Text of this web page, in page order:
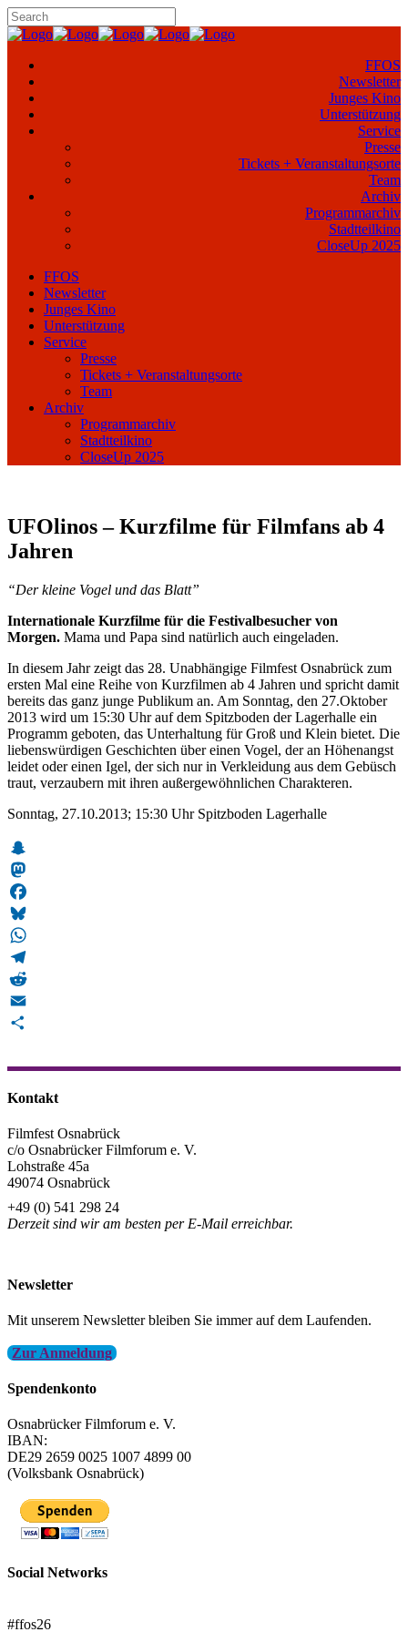
FFOS
Newsletter
Junges Kino
Unterstützung
Service
Presse
Tickets + Veranstaltungsorte
Team
Archiv
Programmarchiv
Stadtteilkino
CloseUp 2025
FFOS
Newsletter
Junges Kino
Unterstützung
Service
Presse
Tickets + Veranstaltungsorte
Team
Archiv
Programmarchiv
Stadtteilkino
CloseUp 2025
UFOlinos – Kurzfilme für Filmfans ab 4
Jahren
“Der kleine Vogel und das Blatt”
Internationale Kurzfilme für die Festivalbesucher von
Morgen. Mama und Papa sind natürlich auch eingeladen.
In diesem Jahr zeigt das 28. Unabhängige Filmfest Osnabrück zum
ersten Mal eine Reihe von Kurzfilmen ab 4 Jahren und spricht damit
bereits das ganz junge Publikum an. Am Sonntag, den 27.Oktober
2013 wird um 15:30 Uhr auf dem Spitzboden der Lagerhalle ein
Programm geboten, das Unterhaltung für Groß und Klein bietet. Die
liebenswürdigen Geschichten über einen Vogel, der an Höhenangst
leidet oder einen Igel, der sich nur in Verkleidung aus dem Gebüsch
traut, verzaubern mit ihren außergewöhnlichen Charakteren.
Sonntag, 27.10.2013; 15:30 Uhr Spitzboden Lagerhalle
Snapchat
Mastodon
Facebook
Bluesky
WhatsApp
Telegram
Reddit
Email
Kontakt
Filmfest Osnabrück
c/o Osnabrücker Filmforum e. V.
Lohstraße 45a
49074 Osnabrück
+49 (0) 541 298 24
Derzeit sind wir am besten per E-Mail erreichbar.
Newsletter
Mit unserem Newsletter bleiben Sie immer auf dem Laufenden.
Zur Anmeldung
Spendenkonto
Osnabrücker Filmforum e. V.
IBAN:
DE29 2659 0025 1007 4899 00
(Volksbank Osnabrück)
Social Networks
#ffos26